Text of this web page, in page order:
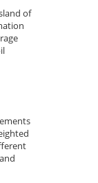
of